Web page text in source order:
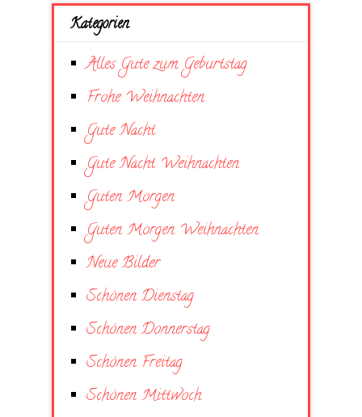
Kategorien
Alles Gute zum Geburtstag
Frohe Weihnachten
Gute Nacht
Gute Nacht Weihnachten
Guten Morgen
Guten Morgen Weihnachten
Neue Bilder
Schönen Dienstag
Schönen Donnerstag
Schönen Freitag
Schönen Mittwoch